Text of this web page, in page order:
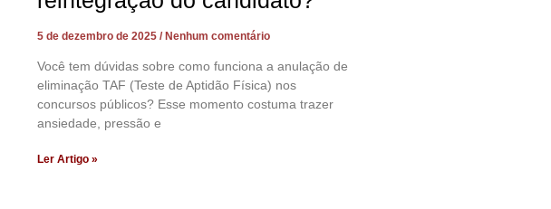
5 de dezembro de 2025 Nenhum comentário
Você tem dúvidas sobre como funciona a anulação de
eliminação TAF (Teste de Aptidão Física) nos
concursos públicos? Esse momento costuma trazer
ansiedade, pressão e
Ler Artigo »